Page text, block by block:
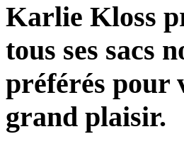
Karlie Kloss
tous ses sacs
préférés pour
grand plaisir.